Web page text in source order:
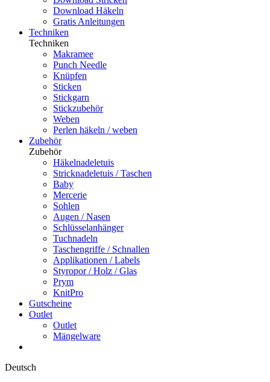
Download Häkeln
Gratis Anleitungen
Techniken
Techniken
Makramee
Punch Needle
Knüpfen
Sticken
Stickgarn
Stickzubehör
Weben
Perlen häkeln / weben
Zubehör
Zubehör
Häkelnadeletuis
Stricknadeletuis / Taschen
Baby
Mercerie
Sohlen
Augen / Nasen
Schlüsselanhänger
Tuchnadeln
Taschengriffe / Schnallen
Applikationen / Labels
Styropor / Holz / Glas
Prym
KnitPro
Gutscheine
Outlet
Outlet
Mängelware
Deutsch